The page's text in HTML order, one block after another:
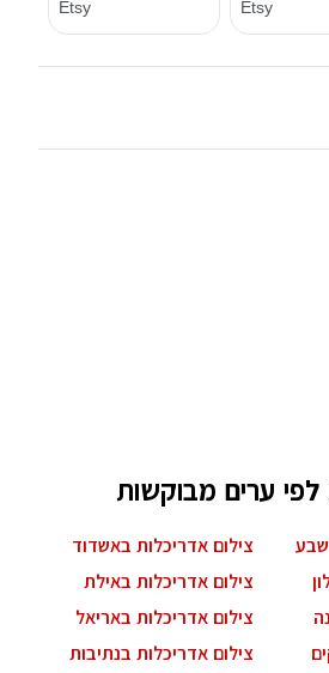
או החדר רוצים להביע.
גם בלי שנהיה שם
לפי ערים מבוקשות
שבע
צילום אדריכלות באשדוד
צילום אדריכלות באילת
צילום אדריכלות באריאל
צילום אדריכלות בנתיבות